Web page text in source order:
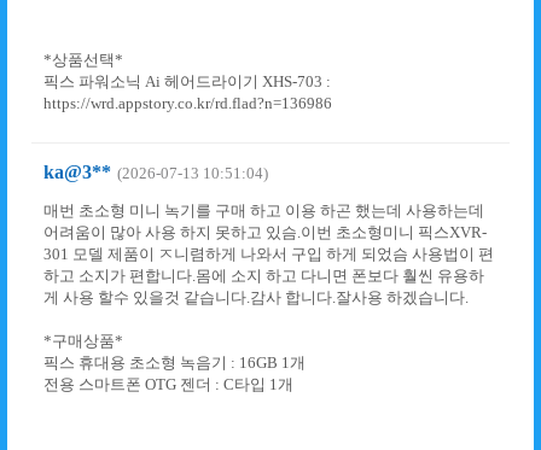
*상품선택*
픽스 파워소닉 Ai 헤어드라이기 XHS-703 :
https://wrd.appstory.co.kr/rd.flad?n=136986
ka@3** (2026-07-13 10:51:04)
매번 초소형 미니 녹기를 구매 하고 이용 하곤 했는데 사용하는데
어려움이 많아 사용 하지 못하고 있슴.이번 초소형미니 픽스XVR-
301 모델 제품이 ㅈ니렴하게 나와서 구입 하게 되었슴 사용법이 편
하고 소지가 편합니다.몸에 소지 하고 다니면 폰보다 훨씬 유용하
게 사용 할수 있을것 같습니다.감사 합니다.잘사용 하겠습니다.
*구매상품*
픽스 휴대용 초소형 녹음기 : 16GB 1개
전용 스마트폰 OTG 젠더 : C타입 1개